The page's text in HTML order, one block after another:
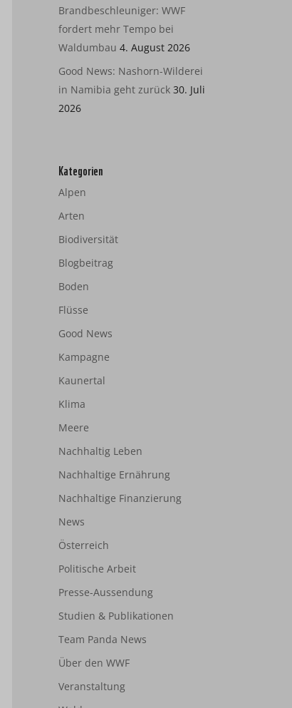
Brandbeschleuniger: WWF
fordert mehr Tempo bei
Waldumbau 4. August 2026
Good News: Nashorn-Wilderei
in Namibia geht zurück 30. Juli
2026
Kategorien
Alpen
Arten
Biodiversität
Blogbeitrag
Boden
Flüsse
Good News
Kampagne
Kaunertal
Klima
Meere
Nachhaltig Leben
Nachhaltige Ernährung
Nachhaltige Finanzierung
News
Österreich
Politische Arbeit
Presse-Aussendung
Studien & Publikationen
Team Panda News
Über den WWF
Veranstaltung